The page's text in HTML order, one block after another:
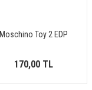
Moschino Toy 2 EDP
170,00 TL